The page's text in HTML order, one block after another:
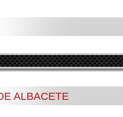
ALBACETE